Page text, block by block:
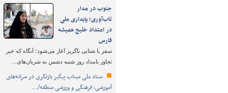
جنوب در مدار
تاب‌آوری؛ پایداری ملی
در امتداد خلیج همیشه
فارس
سفر با شتابی ناگزیر آغاز می‌شود؛ آنگاه که خبر
تجاوز بامداد روز شنبه دشمن به شریان‌های…
ستاد ملی میناب پیگیر بازنگری در سرانه‌های
آموزشی، فرهنگی و ورزشی منطقه/…